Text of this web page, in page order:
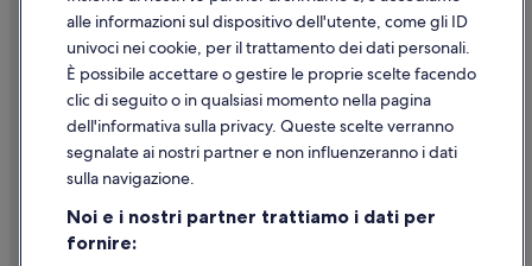
Cantone di Bligny-sur-Ouche: hotel
La Grande-Verrière: hotel
Saint-Symphorien-De-Marmagne: hotel
Couches: hotel
Liernais: hotel
Anost: hotel
Supporto
Assistenza clienti
Contattaci
Come cancellare un volo
Come modificare la prenotazione di un hotel o una casa vacanze
Utilizzare un coupon Expedia
alle informazioni sul dispositivo dell'utente, come gli ID
univoci nei cookie, per il trattamento dei dati personali.
È possibile accettare o gestire le proprie scelte facendo
clic di seguito o in qualsiasi momento nella pagina
dell'informativa sulla privacy. Queste scelte verranno
segnalate ai nostri partner e non influenzeranno i dati
sulla navigazione.
Noi e i nostri partner trattiamo i dati per
fornire: